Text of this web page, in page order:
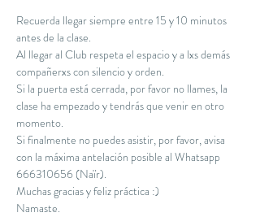
Recuerda llegar siempre entre 15 y 10 minutos
antes de la clase.
Al llegar al Club respeta el espacio y a lxs demás
compañerxs con silencio y orden.
Si la puerta está cerrada, por favor no llames, la
clase ha empezado y tendrás que venir en otro
momento.
Si finalmente no puedes asistir, por favor, avisa
con la máxima antelación posible al Whatsapp
666310656 (Naïr).
Muchas gracias y feliz práctica :)
Namaste.